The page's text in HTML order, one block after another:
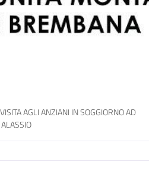
AGLI ANZIANI IN SOGGIORNO AD
ALASSIO